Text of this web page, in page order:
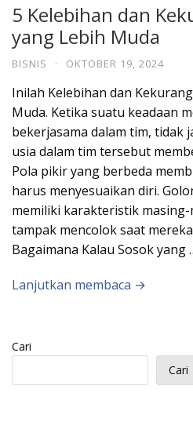
5 Kelebihan dan
yang Lebih Muda
BISNIS · OKTOBER 19, 2024
Inilah Kelebihan dan
Muda. Ketika suatu keadaan
bekerjasama dalam tim, tidak
usia dalam tim tersebut
Pola pikir yang berbeda
harus menyesuaikan diri.
memiliki karakteristik masing-
tampak mencolok saat
Bagaimana Kalau Sosok yang
Lanjutkan membaca →
Cari
Cari